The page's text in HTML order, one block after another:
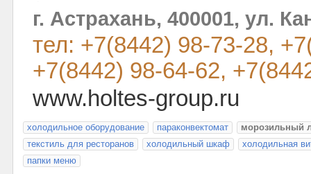
г. Астрахань, 400001, ул.
тел: +7(8442) 98-73-28,
+7(8442) 98-64-62,
www.holtes-group.ru
холодильное оборудование параконвектомат
морозильный
текстиль для ресторанов
холодильный шкаф
холодильная
папки меню